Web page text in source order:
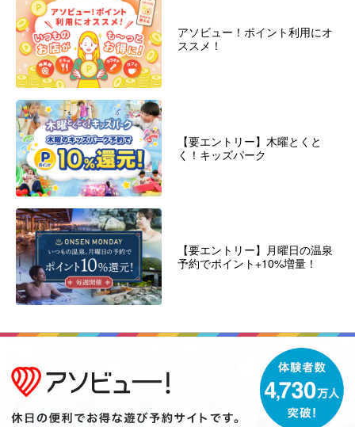
アソビュー！ポイント利用にオ
ススメ！
【要エントリー】木曜とくと
く！キッズパーク
【要エントリー】月曜日の温泉
予約でポイント+10%増量！